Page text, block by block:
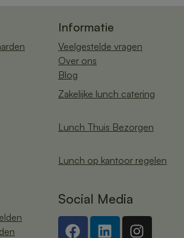
Informatie
Veelgestelde vragen
Over ons
Blog
Zakelijke lunch catering
Lunch Thuis Bezorgen
Lunch op kantoor regelen
Social Media